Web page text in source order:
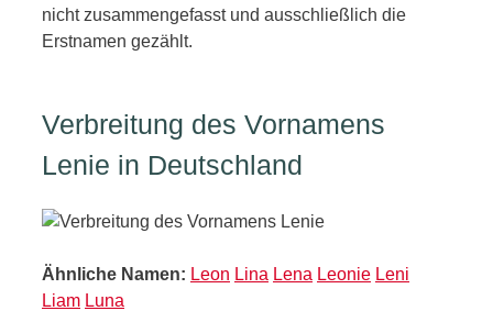
nicht zusammengefasst und ausschließlich die
Erstnamen gezählt.
Verbreitung des Vornamens
Lenie in Deutschland
Ähnliche Namen: Leon Lina Lena Leonie Leni
Liam Luna